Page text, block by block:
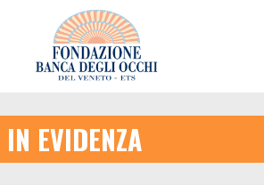
IN EVIDENZA